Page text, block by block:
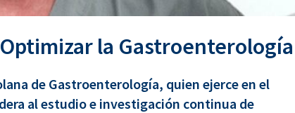
la Gastroenterología
de Gastroenterología, quien ejerce en el
al estudio e investigación continua de